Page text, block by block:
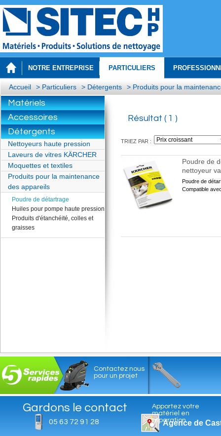
NOTRE ENTREPRISE PARTICULIERS
Accueil > Particuliers > Détergents > Produits pour la
Matériels
Accessoires
Détergents
Nettoyeurs haute pression
Laveurs de vitres KÄRCHER
Moquettes et textiles
Produits pour la maintenance
des appareils
Poudre de détartrage
Huiles pour pompe haute pression
Produits d'étanchéité, colles et
graisses
Résultat ( 1 )
TRIEZ PAR :
Poudre de
nettoyeur
Poudre de
Compatible
Contactez nous
pour un projet
Apportez votre
matériel en
réparation
Gardons le contact
05 63 72 91 28 Agence de